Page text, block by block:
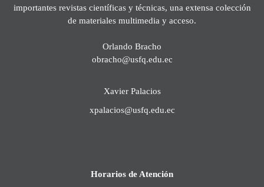
importantes revistas científicas y técnicas, una extensa colección
de materiales multimedia y acceso.
Orlando Bracho
obracho@usfq.edu.ec
Xavier Palacios
xpalacios@usfq.edu.ec
Horarios de Atención